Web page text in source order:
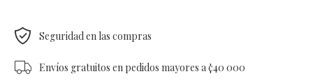
Seguridad en las compras
Envíos gratuitos en pedidos mayores a ¢40 000